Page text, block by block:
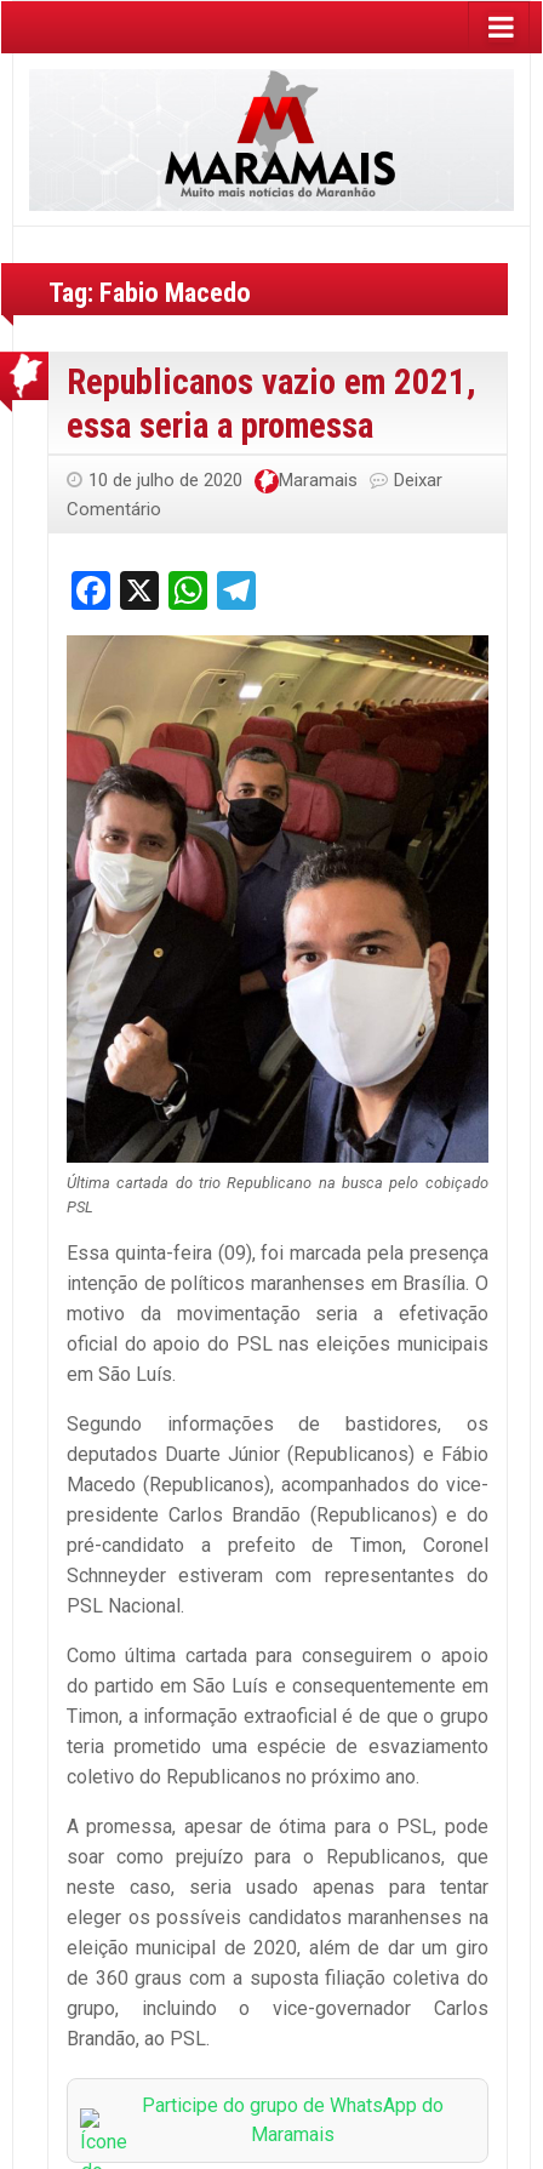
Tag: Fabio Macedo
Republicanos vazio em 2021,
essa seria a promessa
10 de julho de 2020 Maramais
Deixar
Comentário
Facebook
X WhatsApp
Última cartada do trio Republicano na busca pelo cobiçado
PSL
Essa quinta-feira (09), foi marcada pela presença
intenção de políticos maranhenses em Brasília. O
motivo da movimentação seria a efetivação
oficial do apoio do PSL nas eleições municipais
em São Luís.
Segundo informações de bastidores, os
deputados Duarte Júnior (Republicanos) e Fábio
Macedo (Republicanos), acompanhados do vice-
presidente Carlos Brandão (Republicanos) e do
pré-candidato a prefeito de Timon, Coronel
Schnneyder estiveram com representantes do
PSL Nacional.
Como última cartada para conseguirem o apoio
do partido em São Luís e consequentemente em
Timon, a informação extraoficial é de que o grupo
teria prometido uma espécie de esvaziamento
coletivo do Republicanos no próximo ano.
A promessa, apesar de ótima para o PSL, pode
soar como prejuízo para o Republicanos, que
neste caso, seria usado apenas para tentar
eleger os possíveis candidatos maranhenses na
eleição municipal de 2020, além de dar um giro
de 360 graus com a suposta filiação coletiva do
grupo, incluindo o vice-governador Carlos
Brandão, ao PSL.
Participe do grupo de WhatsApp do
Maramais